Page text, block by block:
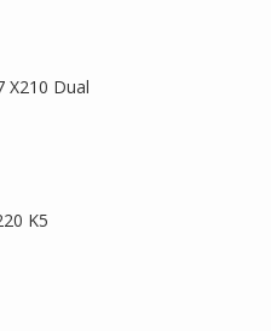
X210 Dual
K5